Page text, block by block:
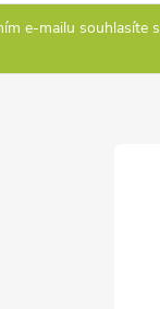
e-mailu souhlasíte s